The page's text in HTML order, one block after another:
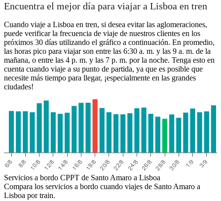
Encuentra el mejor día para viajar a Lisboa en tren
Cuando viaje a Lisboa en tren, si desea evitar las aglomeraciones,
puede verificar la frecuencia de viaje de nuestros clientes en los
próximos 30 días utilizando el gráfico a continuación. En promedio,
las horas pico para viajar son entre las 6:30 a. m. y las 9 a. m. de la
mañana, o entre las 4 p. m. y las 7 p. m. por la noche. Tenga esto en
cuenta cuando viaje a su punto de partida, ya que es posible que
necesite más tiempo para llegar, ¡especialmente en las grandes
ciudades!
Servicios a bordo CPPT de Santo Amaro a Lisboa
Compara los servicios a bordo cuando viajes de Santo Amaro a
Lisboa por train.